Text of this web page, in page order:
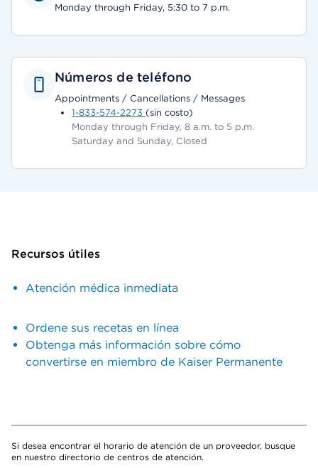
Monday through Friday, 5:30 to 7 p.m.
Números de teléfono
Appointments / Cancellations / Messages
1-833-574-2273 (sin costo)
Monday through Friday, 8 a.m. to 5 p.m.
Saturday and Sunday, Closed
Recursos útiles
Atención médica inmediata
Ordene sus recetas en línea
Obtenga más información sobre cómo
convertirse en miembro de Kaiser Permanente
Si desea encontrar el horario de atención de un proveedor, busque
en nuestro directorio de centros de atención.